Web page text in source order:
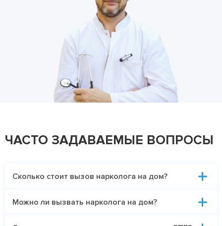
ЧАСТО ЗАДАВАЕМЫЕ ВОПРОСЫ
Сколько стоит вызов нарколога на дом?
Стоимость выезда врача на дом зависит от
Можно ли вызвать нарколога на дом?